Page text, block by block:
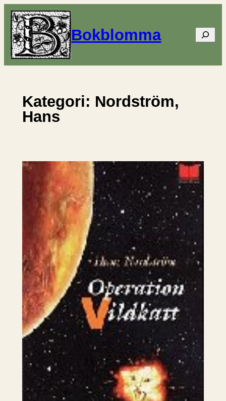
Hoppa
till
innehåll
Bokblomma Sök
Kategori: Nordström,
Hans